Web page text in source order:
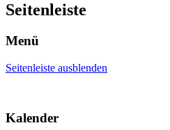
Seitenleiste
Menü
Seitenleiste ausblenden
Kalender